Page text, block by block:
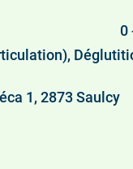
0
1, 2873 Saulcy